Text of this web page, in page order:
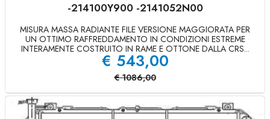
-214100Y900 -2141052N00
MISURA MASSA RADIANTE FILE VERSIONE MAGGIORATA PER
UN OTTIMO RAFFREDDAMENTO IN CONDIZIONI ESTREME
INTERAMENTE COSTRUITO IN RAME E OTTONE DALLA CRS...
€ 543,00
€ 1086,00